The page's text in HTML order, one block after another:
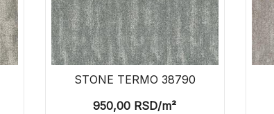
STONE TERMO 38790
950,00 RSD/m²